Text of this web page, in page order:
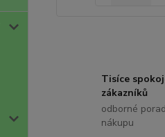
Tisíce
zákazníků
odborné
nákupu